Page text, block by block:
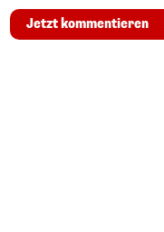
Jetzt kommentieren